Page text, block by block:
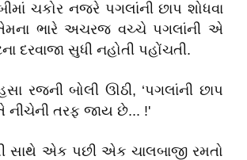
ચકોર નજરે પગલાંની છાપ શોધવા
ભારે અચરજ વચ્ચે પગલાંની એ
દરવાજા સુધી નહોતી પહોંચતી.
રજની બોલી ઊઠી, ‘પગલાંની છાપ
નીચેની તરફ જાય છે... !'
એક પછી એક ચાલબાજી રમતો